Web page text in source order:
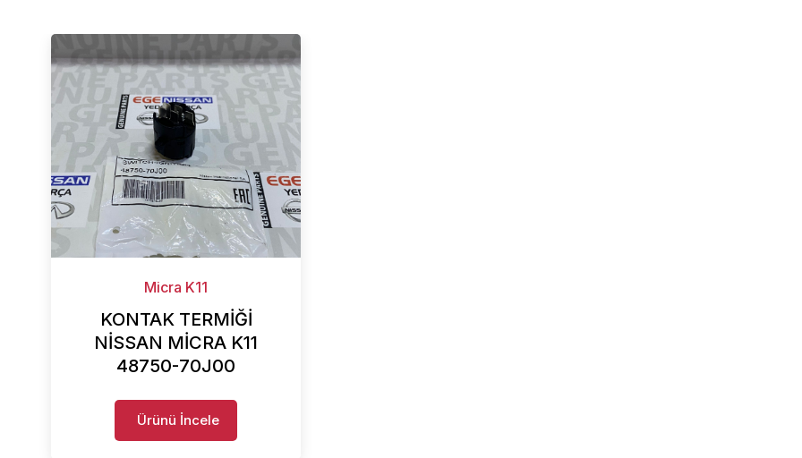
Micra K11
KONTAK TERMİĞİ
NİSSAN MİCRA K11
48750-70J00
Ürünü İncele